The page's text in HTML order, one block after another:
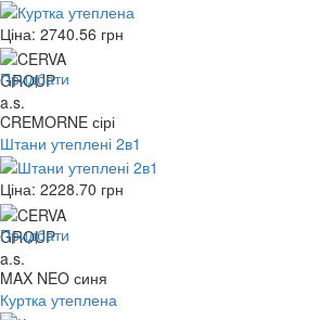
Ціна: 2740.56 грн
Придбати
CREMORNE сірі
Штани утеплені 2в1
Ціна: 2228.70 грн
Придбати
MAX NEO синя
Куртка утеплена